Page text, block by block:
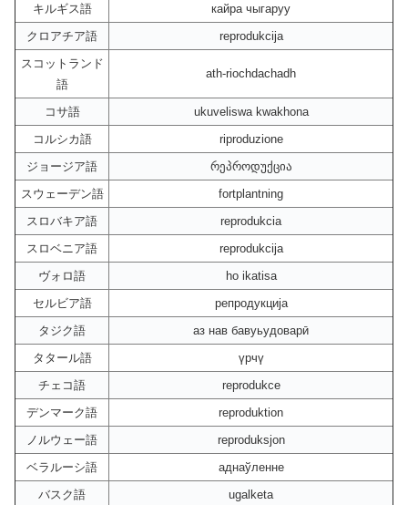
キルギス語
кайра чыгаруу
クロアチア語
reprodukcija
スコットランド
語
ath-riochdachadh
コサ語
ukuveliswa kwakhona
コルシカ語
riproduzione
ジョージア語
რეპროდუქცია
スウェーデン語
fortplantning
スロバキア語
reprodukcia
スロベニア語
reprodukcija
ヴォロ語
ho ikatisa
セルビア語
репродукција
タジク語
аз нав бавуьудоварӣ
タタール語
үрчү
チェコ語
reprodukce
デンマーク語
reproduktion
ノルウェー語
reproduksjon
ベラルーシ語
аднаўленне
バスク語
ugalketa